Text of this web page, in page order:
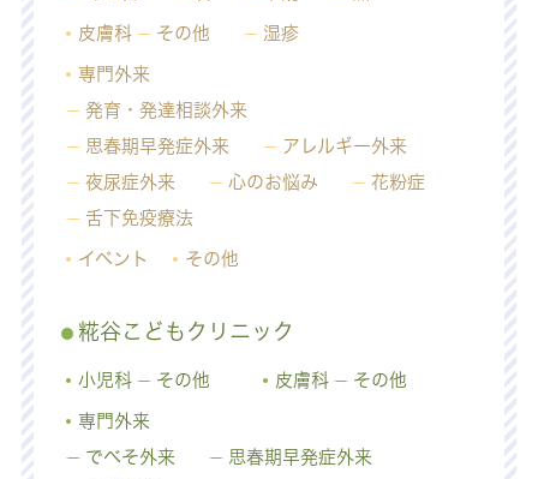
皮膚科 その他 湿疹
専門外来
発育・発達相談外来
思春期早発症外来
アレルギー外来
夜尿症外来
心のお悩み
花粉症
舌下免疫療法
イベント その他
糀谷こどもクリニック
小児科 その他 皮膚科 その他
専門外来
でべそ外来
思春期早発症外来